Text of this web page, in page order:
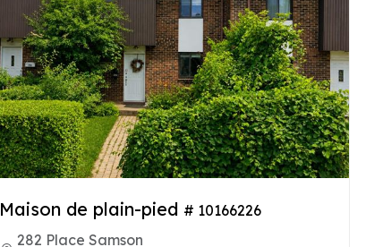
Maison de plain-pied # 10166226
282 Place Samson